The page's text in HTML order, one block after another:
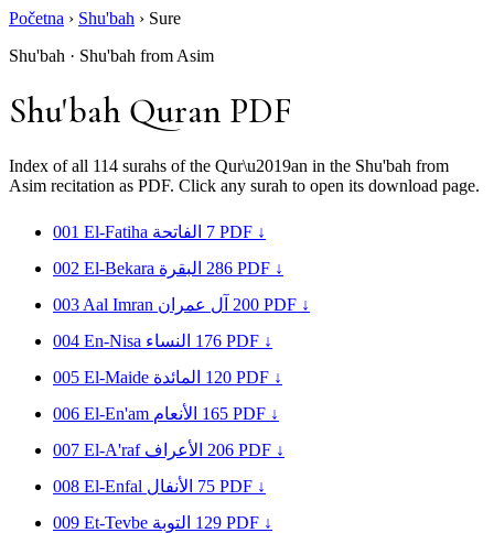
Početna › Shu'bah › Sure
Shu'bah · Shu'bah from Asim
Shu'bah Quran PDF
Index of all 114 surahs of the Qur\u2019an in the Shu'bah from
Asim recitation as PDF. Click any surah to open its download page.
001 El-Fatiha الفاتحة 7 PDF ↓
002 El-Bekara البقرة 286 PDF ↓
003 Aal Imran آل عمران 200 PDF ↓
004 En-Nisa النساء 176 PDF ↓
005 El-Maide المائدة 120 PDF ↓
006 El-En'am الأنعام 165 PDF ↓
007 El-A'raf الأعراف 206 PDF ↓
008 El-Enfal الأنفال 75 PDF ↓
009 Et-Tevbe التوبة 129 PDF ↓